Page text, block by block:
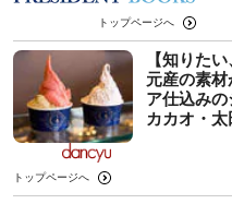
トップページへ
【知りた
元産の素
ア仕込み
カカオ・
トップページへ